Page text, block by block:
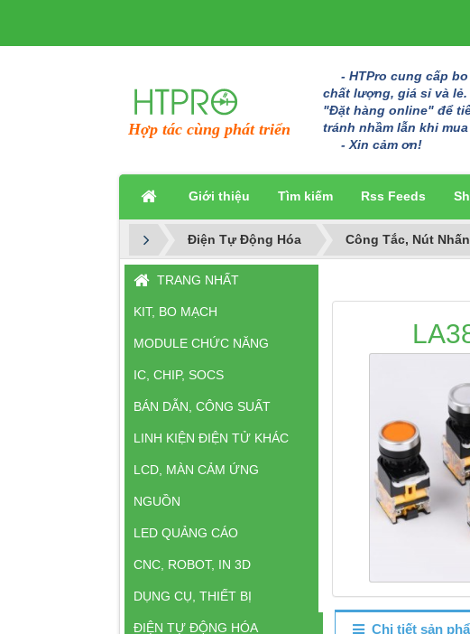
Hợp tác cùng phát triển
- HTPro cung cấp bo
chất lượng, giá sỉ và
"Đặt hàng online" để
tránh nhầm lẫn khi
- Xin cảm ơn!
Giới thiệu Tìm kiếm Rss Feeds
Điện Tự Động Hóa Công Tắc, Nút
Chi tiết sản
TRANG NHẤT
KIT, BO MẠCH
MODULE CHỨC NĂNG
IC, CHIP, SOCS
BÁN DẪN, CÔNG SUẤT
LINH KIỆN ĐIỆN TỬ KHÁC
LCD, MÀN CẢM ỨNG
NGUỒN
LED QUẢNG CÁO
CNC, ROBOT, IN 3D
DỤNG CỤ, THIẾT BỊ
ĐIỆN TỰ ĐỘNG HÓA